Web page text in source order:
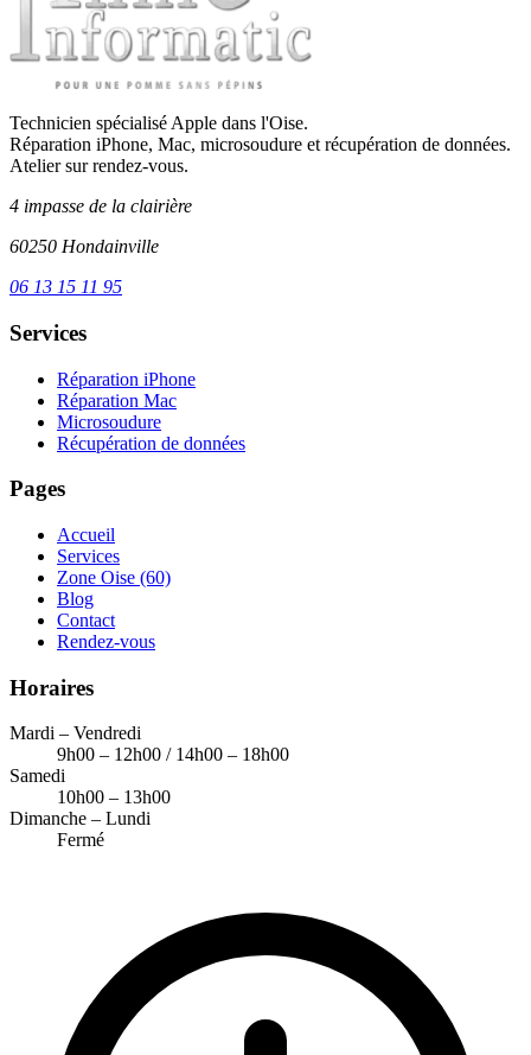
Technicien spécialisé Apple dans l'Oise.
Réparation iPhone, Mac, microsoudure et récupération de données.
Atelier sur rendez-vous.
4 impasse de la clairière
60250 Hondainville
06 13 15 11 95
Services
Réparation iPhone
Réparation Mac
Microsoudure
Récupération de données
Pages
Accueil
Services
Zone Oise (60)
Blog
Contact
Rendez-vous
Horaires
Mardi – Vendredi
9h00 – 12h00 / 14h00 – 18h00
Samedi
10h00 – 13h00
Dimanche – Lundi
Fermé